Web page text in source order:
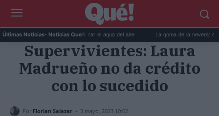
Últimas Noticias- Noticias Que!:
6 usos prácticos para reutilizar el agua del aire ... La goma de la nevera: el truco
Supervivientes: Laura
Madrueño no da crédito
con lo sucedido
Por Florian Salazar - 3 mayo, 2023 10:02